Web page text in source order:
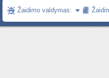
Žaidimo valdymas: